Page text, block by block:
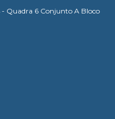
- Quadra 6 Conjunto A Bloco